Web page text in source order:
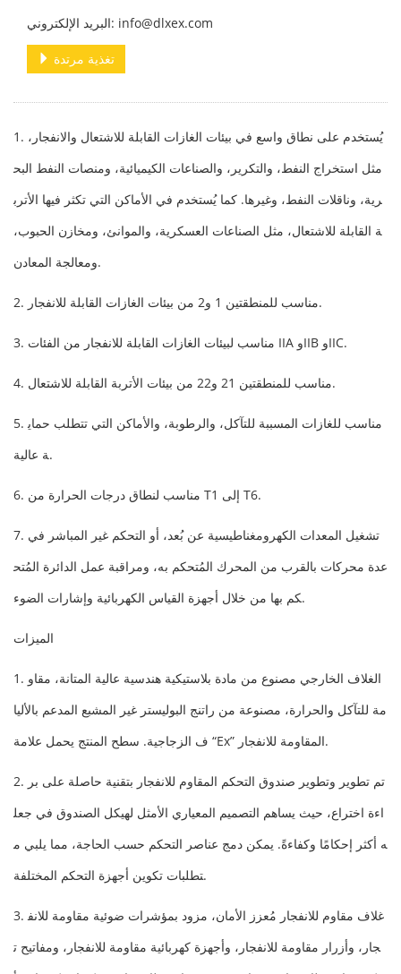
البريد الإلكتروني: info@dlxex.com
تغذية مرتدة
1. يُستخدم على نطاق واسع في بيئات الغازات القابلة للاشتعال والانفجار،
مثل استخراج النفط، والتكرير، والصناعات الكيميائية، ومنصات النفط البح
رية، وناقلات النفط، وغيرها. كما يُستخدم في الأماكن التي تكثر فيها الأترب
ة القابلة للاشتعال، مثل الصناعات العسكرية، والموانئ، ومخازن الحبوب،
ومعالجة المعادن.
2. مناسب للمنطقتين 1 و2 من بيئات الغازات القابلة للانفجار.
3. مناسب لبيئات الغازات القابلة للانفجار من الفئات IIA وIIB وIIC.
4. مناسب للمنطقتين 21 و22 من بيئات الأتربة القابلة للاشتعال.
5. مناسب للغازات المسببة للتآكل، والرطوبة، والأماكن التي تتطلب حماي
ة عالية.
6. مناسب لنطاق درجات الحرارة من T1 إلى T6.
7. تشغيل المعدات الكهرومغناطيسية عن بُعد، أو التحكم غير المباشر في
عدة محركات بالقرب من المحرك المُتحكم به، ومراقبة عمل الدائرة المُتح
كم بها من خلال أجهزة القياس الكهربائية وإشارات الضوء.
الميزات
1. الغلاف الخارجي مصنوع من مادة بلاستيكية هندسية عالية المتانة، مقاو
مة للتآكل والحرارة، مصنوعة من راتنج البوليستر غير المشبع المدعم بالأليا
ف الزجاجية. سطح المنتج يحمل علامة “Ex” المقاومة للانفجار.
2. تم تطوير وتطوير صندوق التحكم المقاوم للانفجار بتقنية حاصلة على بر
اءة اختراع، حيث يساهم التصميم المعياري الأمثل لهيكل الصندوق في جعل
ه أكثر إحكامًا وكفاءةً. يمكن دمج عناصر التحكم حسب الحاجة، مما يلبي م
تطلبات تكوين أجهزة التحكم المختلفة.
3. غلاف مقاوم للانفجار مُعزز الأمان، مزود بمؤشرات ضوئية مقاومة للانف
جار، وأزرار مقاومة للانفجار، وأجهزة كهربائية مقاومة للانفجار، ومفاتيح ت